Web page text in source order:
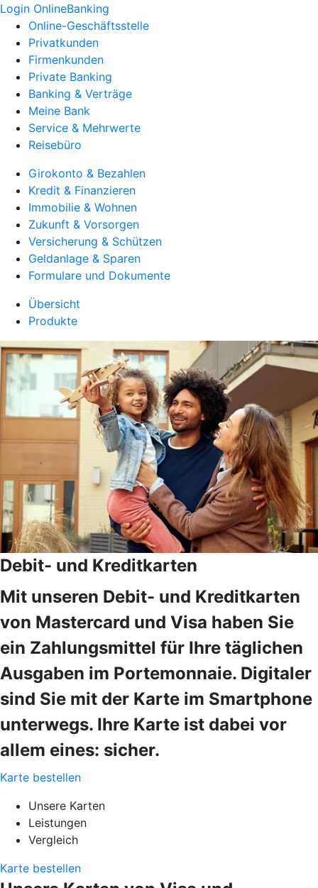
Login OnlineBanking
Online-Geschäftsstelle
Privatkunden
Firmenkunden
Private Banking
Banking & Verträge
Meine Bank
Service & Mehrwerte
Reisebüro
Girokonto & Bezahlen
Kredit & Finanzieren
Immobilie & Wohnen
Zukunft & Vorsorgen
Versicherung & Schützen
Geldanlage & Sparen
Formulare und Dokumente
Übersicht
Produkte
Debit- und Kreditkarten
Mit unseren Debit- und Kreditkarten
von Mastercard und Visa haben Sie
ein Zahlungsmittel für Ihre täglichen
Ausgaben im Portemonnaie. Digitaler
sind Sie mit der Karte im Smartphone
unterwegs. Ihre Karte ist dabei vor
allem eines: sicher.
Karte bestellen
Unsere Karten
Leistungen
Vergleich
Karte bestellen